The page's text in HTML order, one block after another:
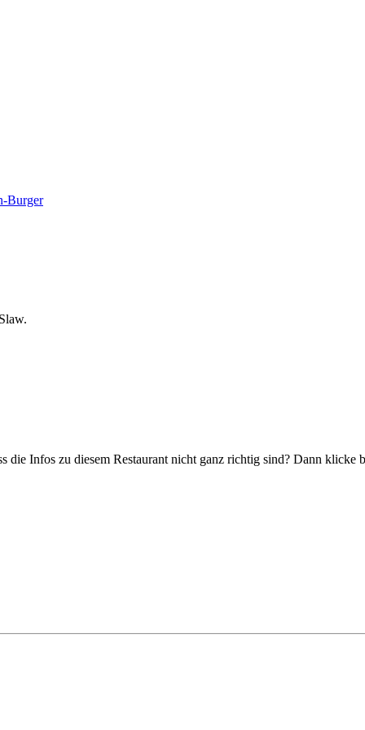
Burger
die Infos zu diesem Restaurant nicht ganz richtig sind? Dann